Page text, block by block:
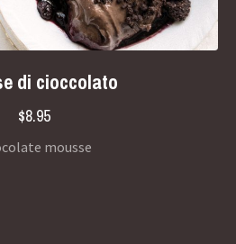
di cioccolato
$8.95
mousse